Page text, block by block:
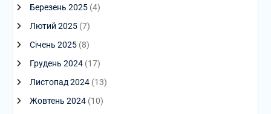
Березень 2025(4)
Лютий 2025(7)
Січень 2025(8)
Грудень 2024(17)
Листопад 2024(13)
Жовтень 2024(10)